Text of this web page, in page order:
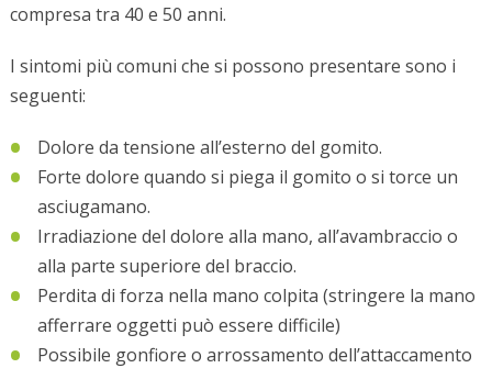
compresa tra 40 e 50 anni.
I sintomi più comuni che si possono presentare sono i
seguenti:
Dolore da tensione all’esterno del gomito.
Forte dolore quando si piega il gomito o si torce un
asciugamano.
Irradiazione del dolore alla mano, all’avambraccio o
alla parte superiore del braccio.
Perdita di forza nella mano colpita (stringere la mano
afferrare oggetti può essere difficile)
Possibile gonfiore o arrossamento dell’attaccamento